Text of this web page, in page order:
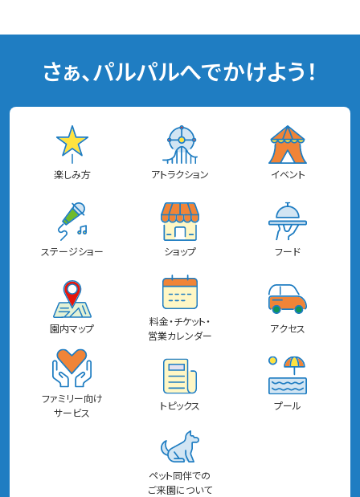
さぁ、パルパルへでかけよう！
楽しみ方 アトラクション イベント
ステージショー ショップ フード
園内マップ
料金・チケット・
営業カレンダー
アクセス
ファミリー向け
サービス
トピックス プール
ペット同伴での
ご来園について